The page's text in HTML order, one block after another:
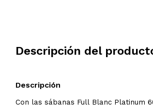
Descripción del
Descripción
Con las sábanas Full Blanc Platinum